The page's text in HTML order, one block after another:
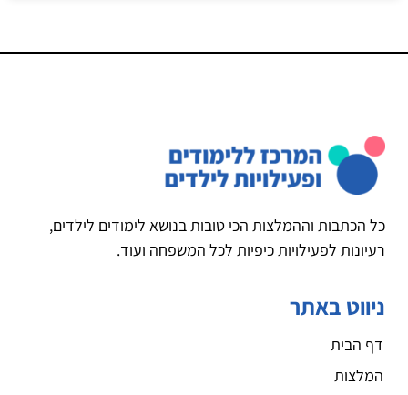
כל הכתבות וההמלצות הכי טובות בנושא לימודים לילדים,
רעיונות לפעילויות כיפיות לכל המשפחה ועוד.
ניווט באתר
דף הבית
המלצות